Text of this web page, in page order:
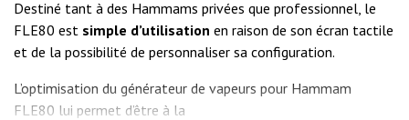
Destiné tant à des Hammams privées que professionnel, le
FLE80 est simple d’utilisation en raison de son écran tactile
et de la possibilité de personnaliser sa configuration.
L’optimisation du générateur de vapeurs pour Hammam
FLE80 lui permet d’être à la